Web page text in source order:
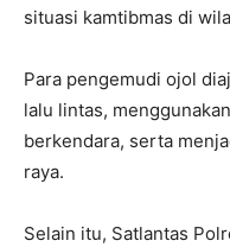
situasi kamtibmas di
Para pengemudi ojol
lalu lintas,
berkendara, serta
raya.
Selain itu, Satlantas